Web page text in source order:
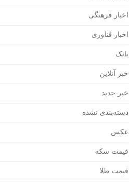
اخبار فرهنگی
اخبار فناوری
بانک
خبر آنلاین
خبر جدید
دسته‌بندی نشده
عکس
قیمت سکه
قیمت طلا